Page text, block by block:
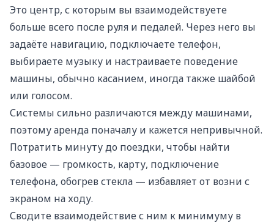
Это центр, с которым вы взаимодействуете
больше всего после руля и педалей. Через него вы
задаёте навигацию, подключаете телефон,
выбираете музыку и настраиваете поведение
машины, обычно касанием, иногда также шайбой
или голосом.
Системы сильно различаются между машинами,
поэтому аренда поначалу и кажется непривычной.
Потратить минуту до поездки, чтобы найти
базовое — громкость, карту, подключение
телефона, обогрев стекла — избавляет от возни с
экраном на ходу.
Сводите взаимодействие с ним к минимуму в